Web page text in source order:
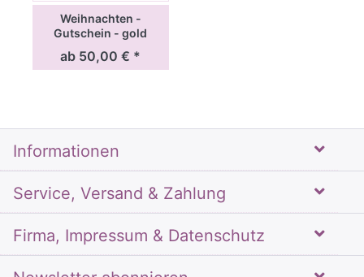
Weihnachten -
Gutschein - gold
ab 50,00 € *
Informationen
Service, Versand & Zahlung
Firma, Impressum & Datenschutz